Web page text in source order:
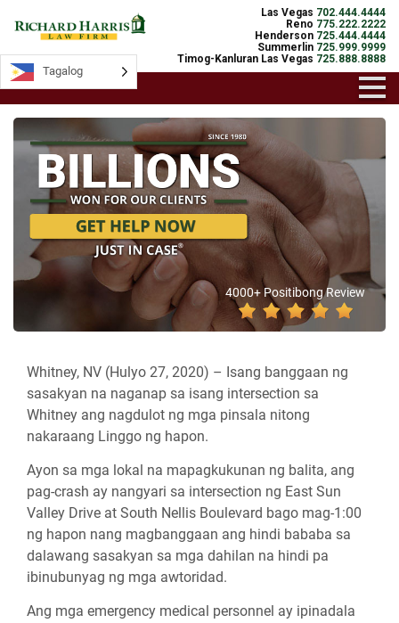
Las Vegas 702.444.4444
Reno 775.222.2222
Henderson 725.444.4444
Summerlin 725.999.9999
Timog-Kanluran Las Vegas 725.888.8888
4000+ Positibong Review
Whitney, NV (Hulyo 27, 2020) – Isang banggaan ng
sasakyan na naganap sa isang intersection sa
Whitney ang nagdulot ng mga pinsala nitong
nakaraang Linggo ng hapon.
Ayon sa mga lokal na mapagkukunan ng balita, ang
pag-crash ay nangyari sa intersection ng East Sun
Valley Drive at South Nellis Boulevard bago mag-1:00
ng hapon nang magbanggaan ang hindi bababa sa
dalawang sasakyan sa mga dahilan na hindi pa
ibinubunyag ng mga awtoridad.
Ang mga emergency medical personnel ay ipinadala
Tagalog